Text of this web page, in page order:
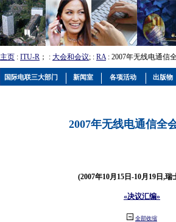
主页 : ITU-R ； : 大会和会议; : RA: 2007年无线电通信
2007年无线电通信全
(2007年10月15日-10月19日,瑞
«决议汇编»
全部收缩
国际电联三大部门 新闻室 各项活动 出版物